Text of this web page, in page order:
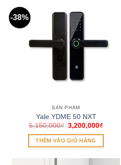
-38%
SẢN PHẨM
Yale YDME 50 NXT
5,150,000₫ Giá
là:
5,150,000₫.
3,200,000₫Giá
THÊM VÀO GIỎ HÀNG